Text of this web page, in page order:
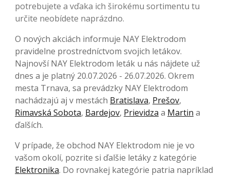
potrebujete a vďaka ich širokému sortimentu tu
určite neobídete naprázdno.
O nových akciách informuje NAY Elektrodom
pravidelne prostredníctvom svojich letákov.
Najnovší NAY Elektrodom leták u nás nájdete už
dnes a je platný 20.07.2026 - 26.07.2026. Okrem
mesta Trnava, sa prevádzky NAY Elektrodom
nachádzajú aj v mestách Bratislava, Prešov,
Rimavská Sobota, Bardejov, Prievidza a Martin a
ďalších.
V prípade, že obchod NAY Elektrodom nie je vo
vašom okolí, pozrite si ďalšie letáky z kategórie
Elektronika. Do rovnakej kategórie patria napríklad